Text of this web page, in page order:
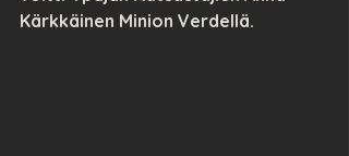
Kärkkäinen Minion Verdellä.